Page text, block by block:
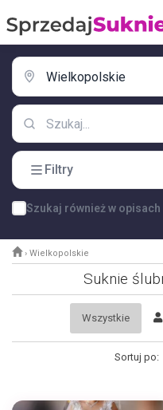
Filtry
Szukaj również w opisach
› Wielkopolskie
Suknie
Wszystkie
Sortuj po: